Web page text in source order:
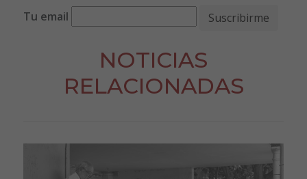
Tu email
NOTICIAS
RELACIONADAS